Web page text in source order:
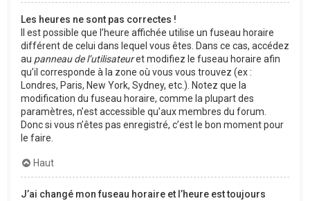
Les heures ne sont pas correctes !
Il est possible que l’heure affichée utilise un fuseau horaire
différent de celui dans lequel vous êtes. Dans ce cas, accédez
au panneau de l’utilisateuret modifiez le fuseau horaire afin
qu’il corresponde à la zone où vous vous trouvez (ex :
Londres, Paris, New York, Sydney, etc.). Notez que la
modification du fuseau horaire, comme la plupart des
paramètres, n’est accessible qu’aux membres du forum.
Donc si vous n’êtes pas enregistré, c’est le bon moment pour
le faire.
Haut
J’ai changé mon fuseau horaire et l’heure est toujours